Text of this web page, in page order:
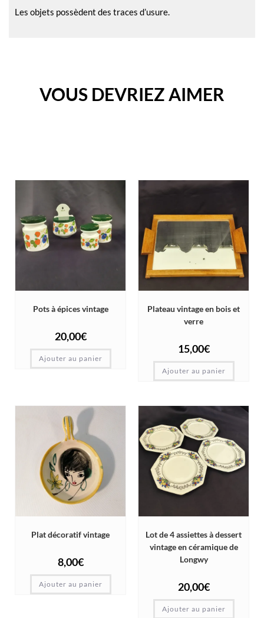
Les objets possèdent des traces d’usure.
VOUS DEVRIEZ AIMER
Pots à épices vintage
20,00€
Ajouter au panier
Plateau vintage en bois et
verre
15,00€
Ajouter au panier
Plat décoratif vintage
8,00€
Ajouter au panier
Lot de 4 assiettes à dessert
vintage en céramique de
Longwy
20,00€
Ajouter au panier